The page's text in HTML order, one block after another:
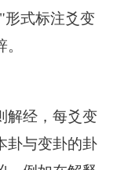
形式标注爻变
经，每爻变
卦与变卦的卦